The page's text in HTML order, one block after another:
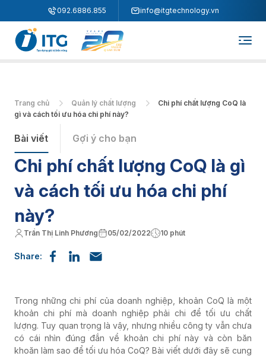
092.6886.855 info@itgtechnology.vn
Trang chủ Quản lý chất lượng
Chi phí chất lượng CoQ là
gì và cách tối ưu hóa chi phí này?
Bài viết Gợi ý cho bạn
Chi phí chất lượng CoQ là gì
và cách tối ưu hóa chi phí
này?
Trần Thị Linh Phương 05/02/2022 10 phút
Share:
Trong những chi phí của doanh nghiệp, khoản CoQ là một
khoản chi phí mà doanh nghiệp phải chi để tối ưu chất
lượng. Tuy quan trọng là vậy, nhưng nhiều công ty vẫn chưa
có cái nhìn đúng đắn về khoản chi phí này và còn băn
khoăn làm sao để tối ưu hóa CoQ? Bài viết dưới đây sẽ cung